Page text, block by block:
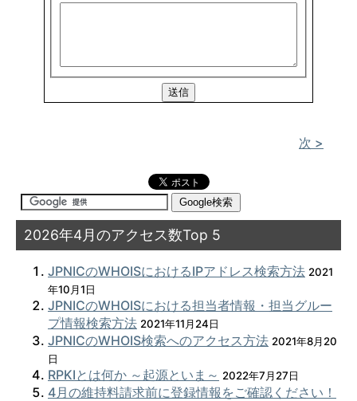
次 >
2026年4月のアクセス数Top 5
JPNICのWHOISにおけるIPアドレス検索方法 2021
年10月1日
JPNICのWHOISにおける担当者情報・担当グルー
プ情報検索方法 2021年11月24日
JPNICのWHOIS検索へのアクセス方法 2021年8月20
日
RPKIとは何か ～起源といま～ 2022年7月27日
4月の維持料請求前に登録情報をご確認ください！